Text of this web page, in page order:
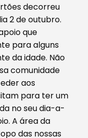
decorreu
2 de outubro.
que
para alguns
da idade. Não
comunidade
aos
para ter um
no seu dia-a-
A área da
das nossas